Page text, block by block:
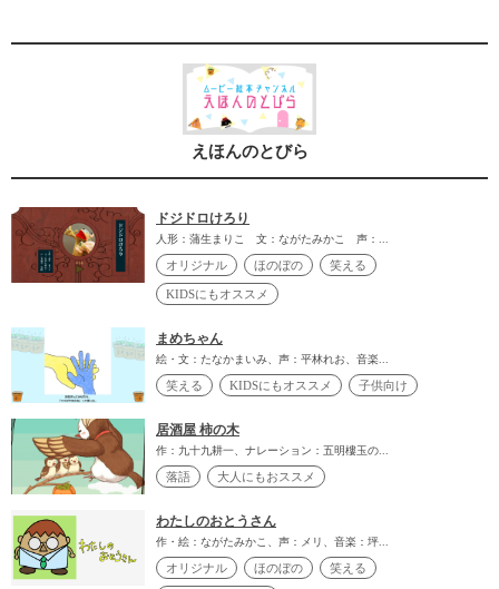
えほんのとびら
ドジドロけろり
人形：蒲生まりこ 文：ながたみかこ 声：...
オリジナル ほのぼの 笑える
KIDSにもオススメ
まめちゃん
絵・文：たなかまいみ、声：平林れお、音楽...
笑える KIDSにもオススメ 子供向け
居酒屋 柿の木
作：九十九耕一、ナレーション：五明樓玉の...
落語 大人にもおススメ
わたしのおとうさん
作・絵：ながたみかこ、声：メリ、音楽：坪...
オリジナル ほのぼの 笑える